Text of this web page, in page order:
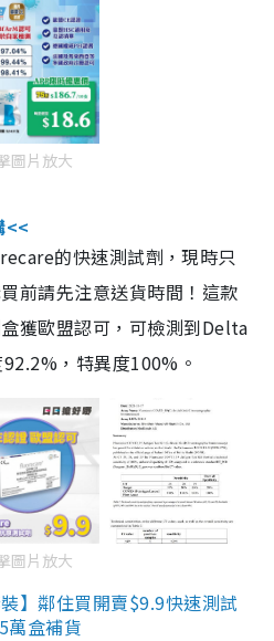
圖片放大
<<
的快速測試劑，現時只
前請先注意送貨時間！這款
獲歐盟認可，可檢測到Delta
，特異度100%。
圖片放大
】鄰住買開賣$9.9快速測試
萬盒補貨